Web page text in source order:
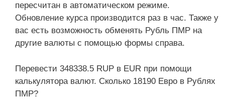
пересчитан в автоматическом режиме.
Обновление курса производится раз в час. Также у
вас есть возможность обменять Рубль ПМР на
другие валюты с помощью формы справа.
Перевести 348338.5 RUP в EUR при помощи
калькулятора валют. Сколько 18190 Евро в Рублях
ПМР?